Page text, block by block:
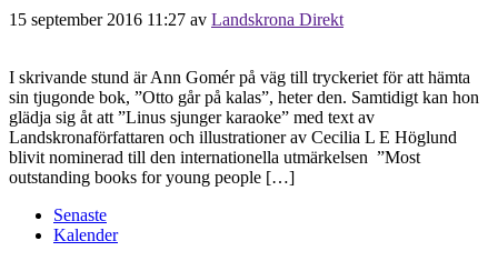
15 september 2016 11:27 av Landskrona Direkt
I skrivande stund är Ann Gomér på väg till tryckeriet för att hämta
sin tjugonde bok, ”Otto går på kalas”, heter den. Samtidigt kan hon
glädja sig åt att ”Linus sjunger karaoke” med text av
Landskronaförfattaren och illustrationer av Cecilia L E Höglund
blivit nominerad till den internationella utmärkelsen ”Most
outstanding books for young people […]
Senaste
Kalender